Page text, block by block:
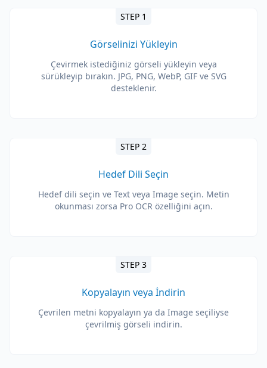
STEP 1
Görselinizi Yükleyin
Çevirmek istediğiniz görseli yükleyin veya
sürükleyip bırakın. JPG, PNG, WebP, GIF ve SVG
desteklenir.
STEP 2
Hedef Dili Seçin
Hedef dili seçin ve Text veya Image seçin. Metin
okunması zorsa Pro OCR özelliğini açın.
STEP 3
Kopyalayın veya İndirin
Çevrilen metni kopyalayın ya da Image seçiliyse
çevrilmiş görseli indirin.